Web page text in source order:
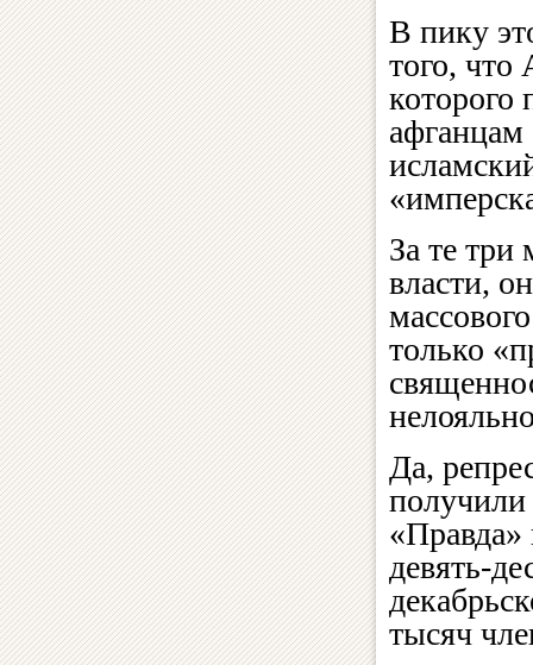
В пику
того,
которого
За те три
власти,
только
Да,
получили
«Правда»
девять-
тысяч